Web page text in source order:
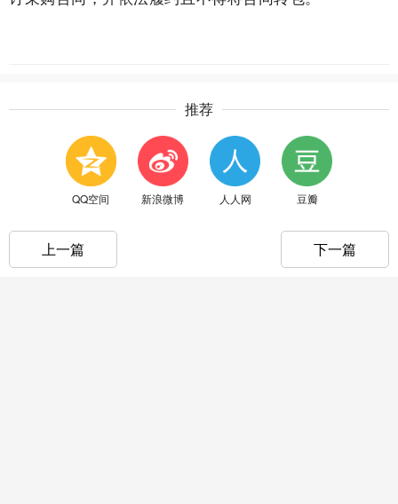
推荐
QQ空间 新浪微博 人人网 豆瓣
上一篇 下一篇